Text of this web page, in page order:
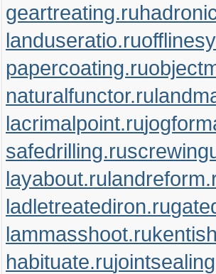
geartreating.ru
landuseratio.ru
papercoating.ru
naturalfunctor.ru
lacrimalpoint.ru
safedrilling.ru
layabout.ru
ladletreatediron.ru
lammasshoot.ru
habituate.ru